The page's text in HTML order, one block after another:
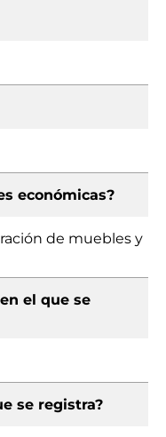
económicas?
de muebles y
el que se
se registra?